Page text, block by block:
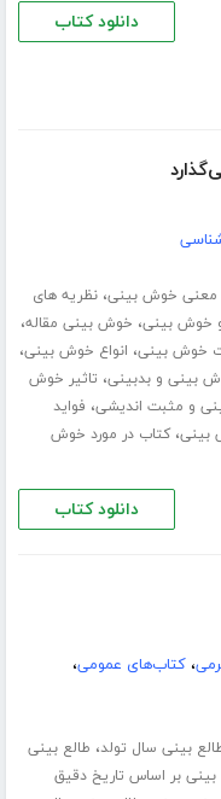
دانلود کتاب
معنی خوش بینی،نظریه های
خوش بینی، خوش بینی مقاله،
خوش بینی، انواع خوش بینی،
بینی و بدبینی، تاثیر خوش
و مثبت اندیشی، فواید
بینی،کتاب در مورد خوش
دانلود کتاب
،کتاب‌های عمومی،
بینی سال تولد، طالع بینی
بینی بر اساس تاریخ دقیق